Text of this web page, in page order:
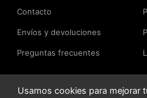
Coros enormes y
Solos de guitarra
Sintetizadores
Contacto
Envíos y devoluciones
Preguntas frecuentes
Usamos cookies para mejorar